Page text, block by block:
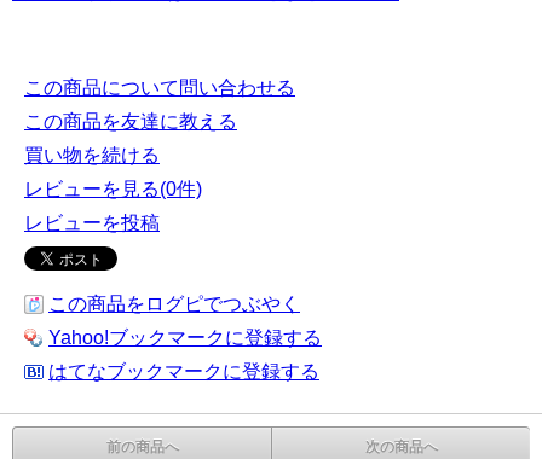
この商品について問い合わせる
この商品を友達に教える
買い物を続ける
レビューを見る(0件)
レビューを投稿
この商品をログピでつぶやく
Yahoo!ブックマークに登録する
はてなブックマークに登録する
前の商品へ 次の商品へ